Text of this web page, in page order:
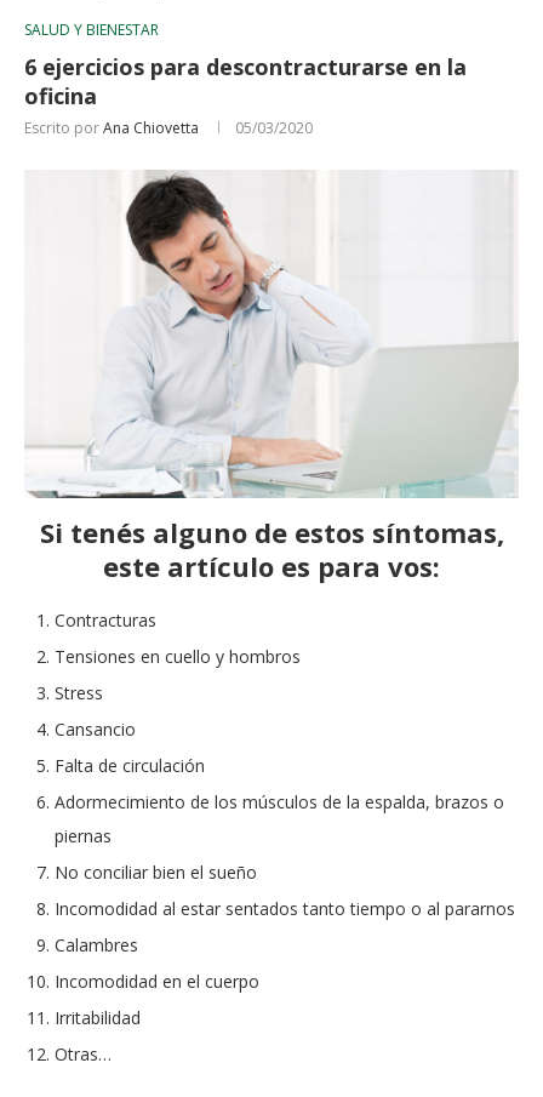
SALUD Y BIENESTAR
6 ejercicios para descontracturarse en la
oficina
Escrito porAna Chiovetta 05/03/2020
Si tenés alguno de estos síntomas,
este artículo es para vos:
Contracturas
Tensiones en cuello y hombros
Stress
Cansancio
Falta de circulación
Adormecimiento de los músculos de la espalda, brazos o
piernas
No conciliar bien el sueño
Incomodidad al estar sentados tanto tiempo o al pararnos
Calambres
Incomodidad en el cuerpo
Irritabilidad
Otras…